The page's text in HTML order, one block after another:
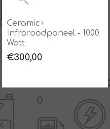
Ceramic+
Infraroodpaneel - 550
Watt
€225,00